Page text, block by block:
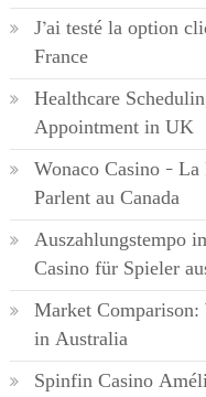
J’ai testé la option
France
Healthcare
Appointment in UK
Wonaco Casino –
Parlent au Canada
Auszahlungstempo
Casino für Spieler
Market Comparison:
in Australia
Spinfin Casino